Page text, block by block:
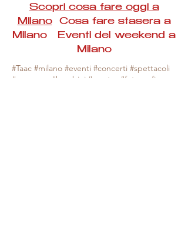
Scopri cosa fare oggi a
MilanoCosa fare stasera a
Milano Eventi del weekend a
Milano
#Taac #milano #eventi #concerti #spettacoli
#rassegne #bambini #mostre #fotografia